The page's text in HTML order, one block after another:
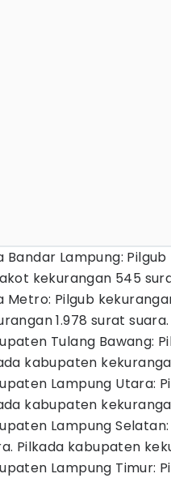
Bandar Lampung:
kekurangan 545
Metro: Pilgub
1.978 surat suara.
Tulang Bawang:
kabupaten
Lampung Utara:
kabupaten
Lampung
Pilkada kabupaten
Lampung Timur: